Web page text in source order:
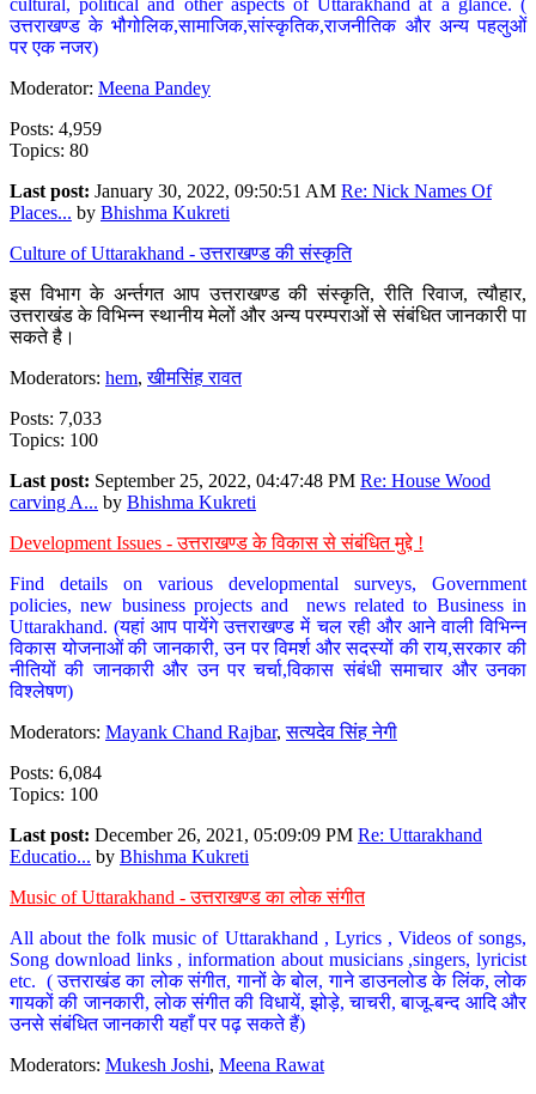
cultural, political and other aspects of Uttarakhand at a glance. (
उत्तराखण्ड के भौगोलिक,सामाजिक,सांस्कृतिक,राजनीतिक और अन्य पहलुओं
पर एक नजर)
Moderator: Meena Pandey
Posts: 4,959
Topics: 80
Last post: January 30, 2022, 09:50:51 AM Re: Nick Names Of
Places... by Bhishma Kukreti
Culture of Uttarakhand - उत्तराखण्ड की संस्कृति
इस विभाग के अर्न्तगत आप उत्तराखण्ड की संस्कृति, रीति रिवाज, त्यौहार,
उत्तराखंड के विभिन्न स्थानीय मेलों और अन्य परम्पराओं से संबंधित जानकारी पा
सकते है।
Moderators: hem,खीमसिंह रावत
Posts: 7,033
Topics: 100
Last post: September 25, 2022, 04:47:48 PM Re: House Wood
carving A... by Bhishma Kukreti
Development Issues - उत्तराखण्ड के विकास से संबंधित मुद्दे !
Find details on various developmental surveys, Government
policies, new business projects and news related to Business in
Uttarakhand. (यहां आप पायेंगे उत्तराखण्ड में चल रही और आने वाली विभिन्न
विकास योजनाओं की जानकारी, उन पर विमर्श और सदस्यों की राय,सरकार की
नीतियों की जानकारी और उन पर चर्चा,विकास संबंधी समाचार और उनका
विश्लेषण)
Moderators: Mayank Chand Rajbar,सत्यदेव सिंह नेगी
Posts: 6,084
Topics: 100
Last post: December 26, 2021, 05:09:09 PM Re: Uttarakhand
Educatio... by Bhishma Kukreti
Music of Uttarakhand - उत्तराखण्ड का लोक संगीत
All about the folk music of Uttarakhand , Lyrics , Videos of songs,
Song download links , information about musicians ,singers, lyricist
etc. ( उत्तराखंड का लोक संगीत, गानों के बोल, गाने डाउनलोड के लिंक, लोक
गायकों की जानकारी, लोक संगीत की विधायें, झोड़े, चाचरी, बाजू-बन्द आदि और
उनसे संबंधित जानकारी यहाँ पर पढ़ सकते हैं)
Moderators: Mukesh Joshi, Meena Rawat